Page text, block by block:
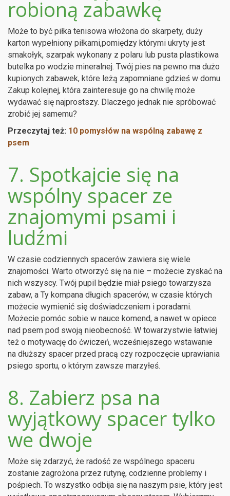
robioną zabawkę
Może to być piłka tenisowa włożona do skarpety, duży
karton wypełniony piłkami,pomiędzy którymi ukryty jest
smakołyk, szarpak wykonany z polaru lub pusta plastikowa
butelka po wodzie mineralnej. Twój pies na pewno ma dużo
kupionych zabawek, które leżą zapomniane gdzieś w domu.
Zakup kolejnej, która zainteresuje go na chwilę może
wydawać się najprostszy. Dlaczego jednak nie spróbować
zrobić jej samemu?
Przeczytaj też: 10 pomysłów na wspólną zabawę z
psem
7. Spotkajcie się na
wspólny spacer ze
znajomymi psami i
ludźmi
W czasie codziennych spacerów zawiera się wiele
znajomości. Warto otworzyć się na nie – możecie zyskać na
nich wszyscy. Twój pupil będzie miał psiego towarzysza
zabaw, a Ty kompana długich spacerów, w czasie których
możecie wymienić się doświadczeniem i poradami.
Możecie pomóc sobie w nauce komend, a nawet w opiece
nad psem pod swoją nieobecność. W towarzystwie łatwiej
też o motywację do ćwiczeń, wcześniejszego wstawanie
na dłuższy spacer przed pracą czy rozpoczęcie uprawiania
psiego sportu, o którym zawsze marzyłeś.
8. Zabierz psa na
wyjątkowy spacer tylko
we dwoje
Może się zdarzyć, że radość ze wspólnego spaceru
zostanie zagrożona przez rutynę, codzienne problemy i
pośpiech. To wszystko odbija się na naszym psie, który jest